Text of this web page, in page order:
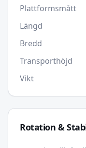
Plattformsmått
Längd
Bredd
Transporthöjd
Vikt
Rotation &